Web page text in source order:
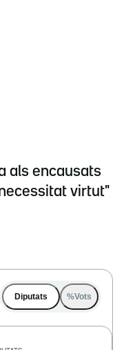
als encausats
virtut"
Diputats %Vots